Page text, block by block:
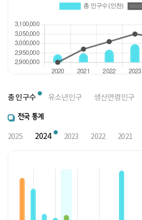
총 인구수 유소년인구 생산연령인구
전국 통계
2025 2024 2023 2022 2021